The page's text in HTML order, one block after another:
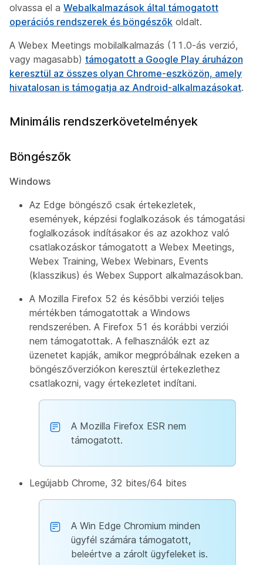
olvassa el a Webalkalmazások által támogatott
operációs rendszerek és böngészők oldalt.
A Webex Meetings mobilalkalmazás (11.0-ás verzió,
vagy magasabb) támogatott a Google Play áruházon
keresztül az összes olyan Chrome-eszközön, amely
hivatalosan is támogatja az Android-alkalmazásokat.
Minimális rendszerkövetelmények
Böngészők
Windows
Az Edge böngésző csak értekezletek,
események, képzési foglalkozások és támogatási
foglalkozások indításakor és az azokhoz való
csatlakozáskor támogatott a Webex Meetings,
Webex Training, Webex Webinars, Events
(klasszikus) és Webex Support alkalmazásokban.
A Mozilla Firefox 52 és későbbi verziói teljes
mértékben támogatottak a Windows
rendszerében. A Firefox 51 és korábbi verziói
nem támogatottak. A felhasználók ezt az
üzenetet kapják, amikor megpróbálnak ezeken a
böngészőverziókon keresztül értekezlethez
csatlakozni, vagy értekezletet indítani.
A Mozilla Firefox ESR nem
támogatott.
Legújabb Chrome, 32 bites/64 bites
A Win Edge Chromium minden
ügyfél számára támogatott,
beleértve a zárolt ügyfeleket is.